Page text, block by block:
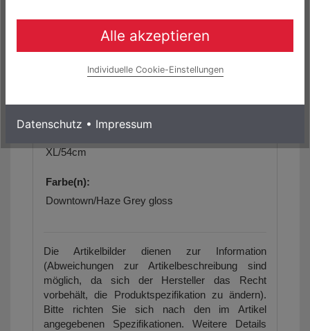
Geometriedaten:
(1) 27.5" Herren Diamant S/44cm, M/47cm,
L/51cm, XL/54cm
XL/54cm
Farbe(n):
Downtown/Haze Grey gloss
Die Artikelbilder dienen zur Information
(Abweichungen zur Artikelbeschreibung sind
möglich, da sich der Hersteller das Recht
vorbehält, die Produktspezifikation zu ändern).
Bitte richten Sie sich nach den im Artikel
angegebenen Spezifikationen. Weitere Details
Alle akzeptieren
Individuelle Cookie-Einstellungen
Datenschutz • Impressum